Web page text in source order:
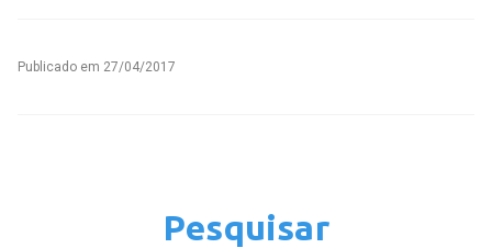
Publicado em 27/04/2017
Pesquisar